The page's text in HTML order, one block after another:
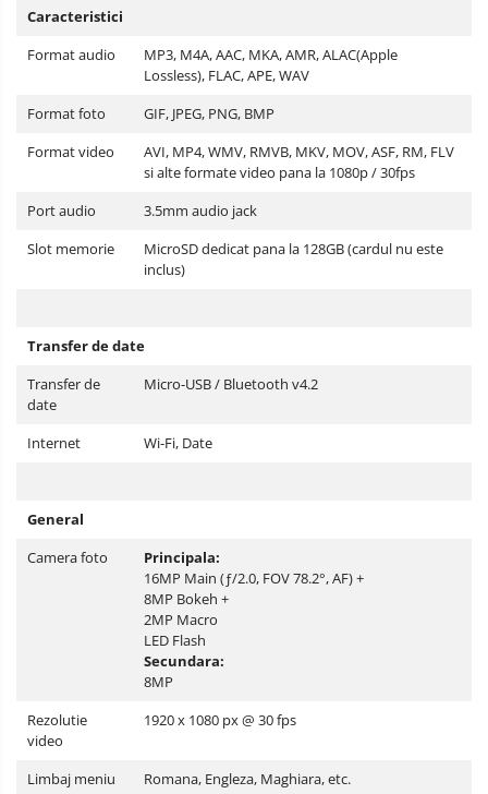
Caracteristici
Format audio
MP3, M4A, AAC, MKA, AMR, ALAC(Apple
Lossless), FLAC, APE, WAV
Format foto
GIF, JPEG, PNG, BMP
Format video
AVI, MP4, WMV, RMVB, MKV, MOV, ASF, RM, FLV
si alte formate video pana la 1080p / 30fps
Port audio
3.5mm audio jack
Slot memorie
MicroSD dedicat pana la 128GB (cardul nu este
inclus)
Transfer de date
Transfer de
date
Micro-USB / Bluetooth v4.2
Internet Wi-Fi, Date
General
Camera foto
Principala:
16MP Main (ƒ/2.0, FOV 78.2°, AF) +
8MP Bokeh +
2MP Macro
LED Flash
Secundara:
8MP
Rezolutie
video
1920 x 1080 px @ 30 fps
Limbaj meniu
Romana, Engleza, Maghiara, etc.